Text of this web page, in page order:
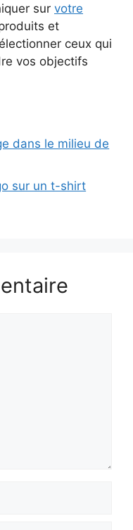
sur votre
et
ceux qui
vos objectifs
dans le milieu de
sur un t-shirt